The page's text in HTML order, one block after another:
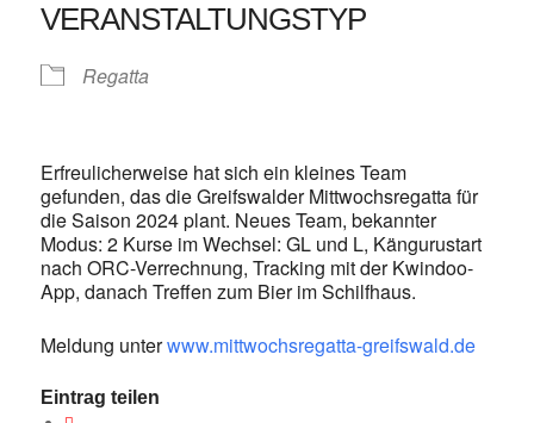
VERANSTALTUNGSTYP
Regatta
Erfreulicherweise hat sich ein kleines Team
gefunden, das die Greifswalder Mittwochsregatta für
die Saison 2024 plant. Neues Team, bekannter
Modus: 2 Kurse im Wechsel: GL und L, Kängurustart
nach ORC-Verrechnung, Tracking mit der Kwindoo-
App, danach Treffen zum Bier im Schilfhaus.
Meldung unterwww.mittwochsregatta-greifswald.de
Eintrag teilen